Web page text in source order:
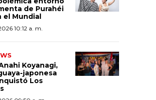
de Purahéi
el Mundial
10:12 a. m.
Koyanagi,
japonesa
Los